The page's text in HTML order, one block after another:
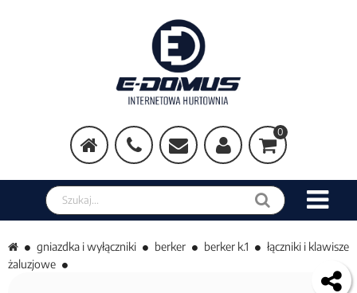
0
Szukaj w sklepie
gniazdka i wyłączniki berker berker k.1
łączniki i klawisze
żaluzjowe